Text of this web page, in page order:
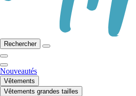
Rechercher
Nouveautés
Vêtements
Vêtements grandes tailles